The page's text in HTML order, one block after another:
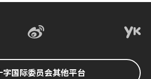
字国际委员会其他平台